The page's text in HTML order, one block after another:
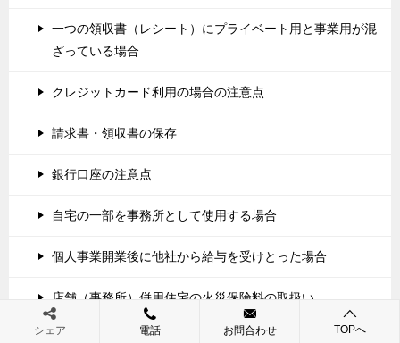
一つの領収書（レシート）にプライベート用と事業用が混
ざっている場合
クレジットカード利用の場合の注意点
請求書・領収書の保存
銀行口座の注意点
自宅の一部を事務所として使用する場合
個人事業開業後に他社から給与を受けとった場合
店舗（事務所）併用住宅の火災保険料の取扱い
小林会計の特徴
シェア 電話 お問合わせ TOPへ